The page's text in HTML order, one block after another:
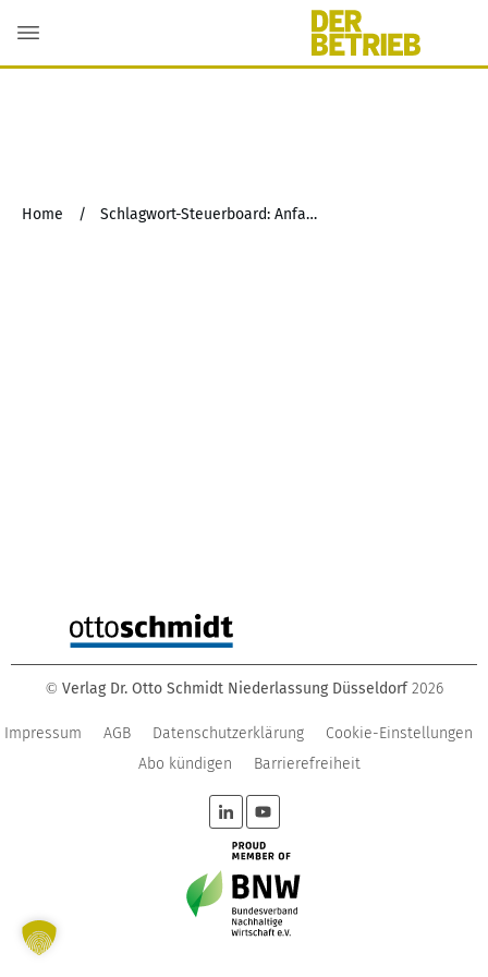
Home / Schlagwort-Steuerboard: Anfallsberechtigter
© Verlag Dr. Otto Schmidt Niederlassung Düsseldorf 2026
Impressum AGB Datenschutzerklärung
Cookie-Einstellungen
Abo kündigen
Barrierefreiheit